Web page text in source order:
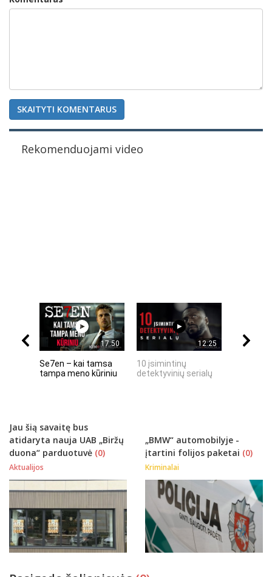
SKAITYTI KOMENTARUS
Rekomenduojami video
17:50
Se7en – kai tamsa
tampa meno kūriniu
12:25
10 įsimintinų
detektyvinių serialų
Jau šią savaitę bus
atidaryta nauja UAB „Biržų
duona“ parduotuvė (0)
Aktualijos
„BMW“ automobilyje -
įtartini folijos paketai (0)
Kriminalai